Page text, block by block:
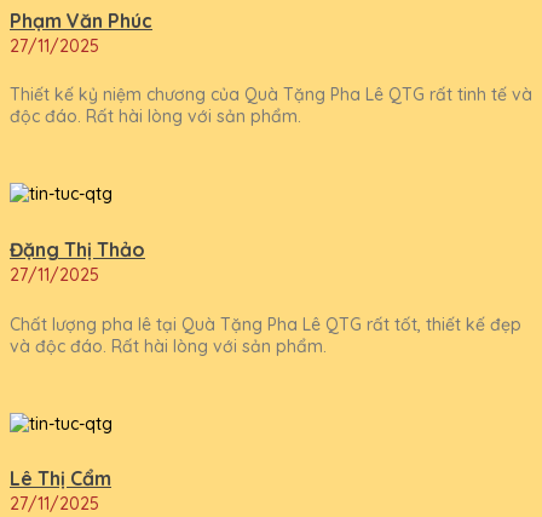
Phạm Văn Phúc
27/11/2025
Thiết kế kỷ niệm chương của Quà Tặng Pha Lê QTG rất tinh tế và
độc đáo. Rất hài lòng với sản phẩm.
Đặng Thị Thảo
27/11/2025
Chất lượng pha lê tại Quà Tặng Pha Lê QTG rất tốt, thiết kế đẹp
và độc đáo. Rất hài lòng với sản phẩm.
Lê Thị Cẩm
27/11/2025